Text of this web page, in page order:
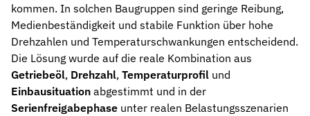
kommen. In solchen Baugruppen sind geringe Reibung,
Medienbeständigkeit und stabile Funktion über hohe
Drehzahlen und Temperaturschwankungen entscheidend.
Die Lösung wurde auf die reale Kombination aus
Getriebeöl, Drehzahl, Temperaturprofil und
Einbausituation abgestimmt und in der
Serienfreigabephase unter realen Belastungsszenarien